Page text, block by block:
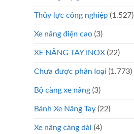
Thủy lực công nghiệp (1.527)
Xe nâng điện cao (3)
XE NÂNG TAY INOX (22)
Chưa được phân loại (1.773)
Bộ càng xe nâng (3)
Bánh Xe Nâng Tay (22)
Xe nâng càng dài (4)